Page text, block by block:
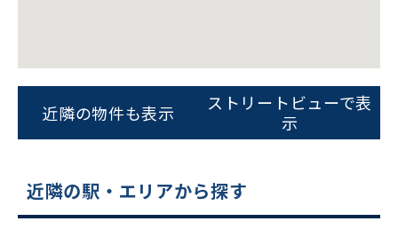
スムーズにご案内できます
0120-620-213
近隣の物件も表示
ストリートビューで表
示
近隣の駅・エリアから探す